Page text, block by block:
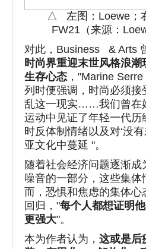
△ 左图：Loewe；
FW21（来源：
对此，Business & Arts
时尚界重迎末世风格浪
生存心态 ，"Marine
列时便强调，时尚必须
乱这一现实……我们曾在
运动中见证了年轻一代历
时反体制情绪以及对‘没
亚文化中蔓延 "。
随着社会经济问题逐渐
噪音的一部分，这些集体
而，恐惧和焦虑的集体心
回归，"每个人都想证明
更强大"。
本为作者认为， 这或是后